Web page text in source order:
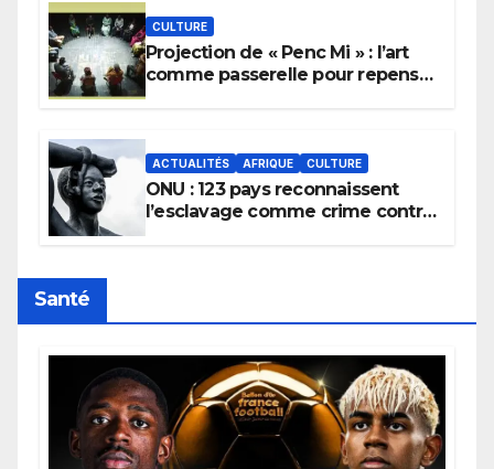
CULTURE
Projection de « Penc Mi » : l’art
comme passerelle pour repenser
ACTUALITÉS AFRIQUE CULTURE
ONU : 123 pays reconnaissent
l’esclavage comme crime contre
Santé